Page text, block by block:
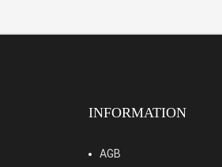
INFORMATION
AGB